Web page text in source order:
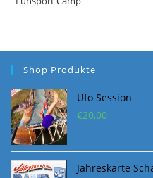
Shop Produkte
Ufo Session
€20,00
Jahreskarte